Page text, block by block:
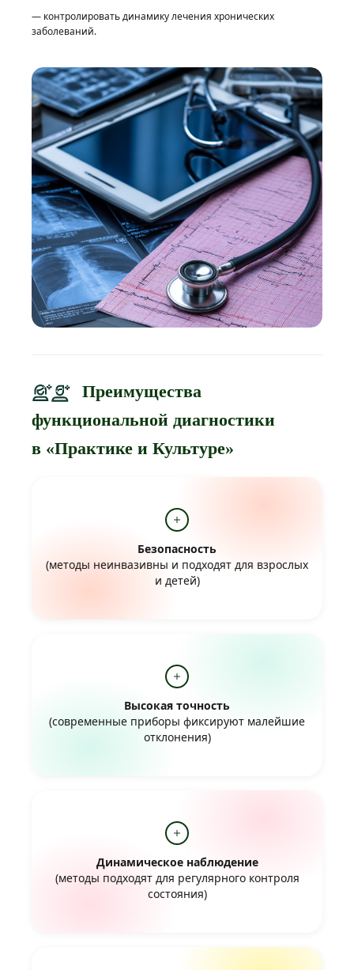
— контролировать динамику лечения хронических
заболеваний.
Преимущества
функциональной диагностики
в «Практике и Культуре»
Безопасность
(методы неинвазивны и подходят для взрослых
и детей)
Высокая точность
(современные приборы фиксируют малейшие
отклонения)
Динамическое наблюдение
(методы подходят для регулярного контроля
состояния)